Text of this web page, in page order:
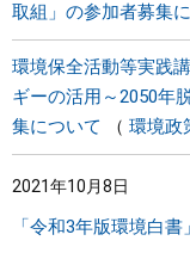
取組」の参加者募集
環境保全活動等実践
ギーの活用～2050年
集について
環境政
2021年10月8日
「令和3年版環境白